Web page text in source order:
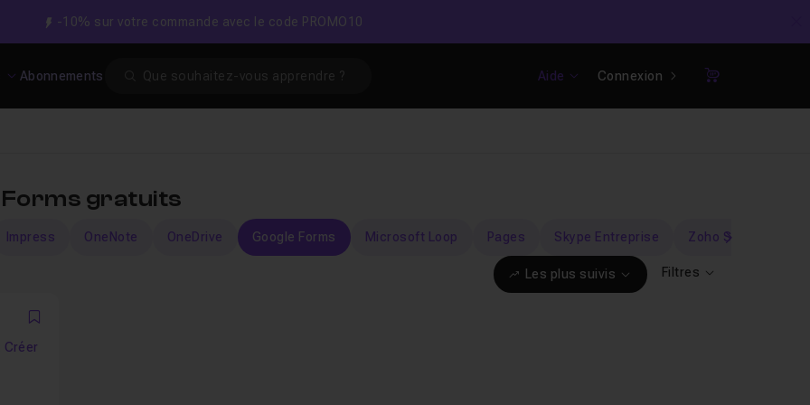
-10% sur votre commande avec le code PROMO10
Abonnements Aide Connexion
Panier
Forms gratuits
Impress OneNote OneDrive Google Forms Microsoft Loop Pages Skype Entreprise Zoho Sign
Les plus suivis Filtres
Favori
Créer